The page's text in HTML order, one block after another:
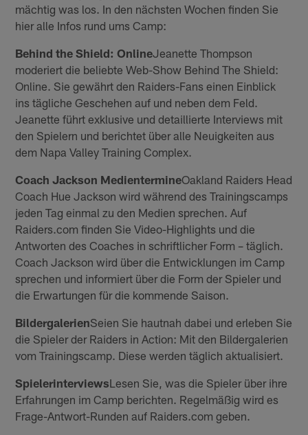
mächtig was los. In den nächsten Wochen finden Sie
hier alle Infos rund ums Camp:
Behind the Shield: OnlineJeanette Thompson
moderiert die beliebte Web-Show Behind The Shield:
Online. Sie gewährt den Raiders-Fans einen Einblick
ins tägliche Geschehen auf und neben dem Feld.
Jeanette führt exklusive und detaillierte Interviews mit
den Spielern und berichtet über alle Neuigkeiten aus
dem Napa Valley Training Complex.
Coach Jackson MedientermineOakland Raiders Head
Coach Hue Jackson wird während des Trainingscamps
jeden Tag einmal zu den Medien sprechen. Auf
Raiders.com finden Sie Video-Highlights und die
Antworten des Coaches in schriftlicher Form – täglich.
Coach Jackson wird über die Entwicklungen im Camp
sprechen und informiert über die Form der Spieler und
die Erwartungen für die kommende Saison.
BildergalerienSeien Sie hautnah dabei und erleben Sie
die Spieler der Raiders in Action: Mit den Bildergalerien
vom Trainingscamp. Diese werden täglich aktualisiert.
SpielerinterviewsLesen Sie, was die Spieler über ihre
Erfahrungen im Camp berichten. Regelmäßig wird es
Frage-Antwort-Runden auf Raiders.com geben.